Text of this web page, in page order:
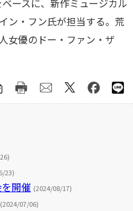
ースに、新作ミュージカル
ン・フン氏が担当する。荒
女優のドー・ファン・ザ
23)
開催 (2024/08/17)
(2024/07/06)